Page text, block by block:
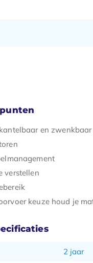
en zwenkbaar
verstellen
keuze houd je
2 jaar